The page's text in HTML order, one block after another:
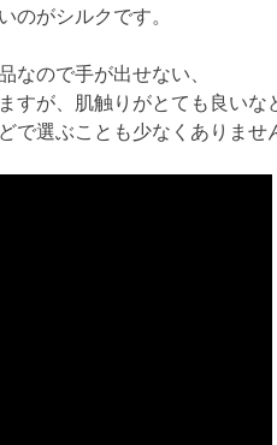
のがシルクです。
なので手が出せない、
すが、肌触りがとても良いな
で選ぶことも少なくありませ